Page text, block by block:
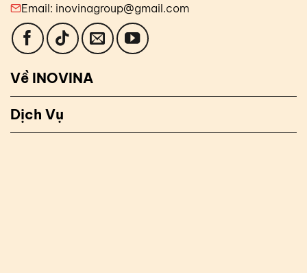
Email: inovinagroup@gmail.com
Về INOVINA
Dịch Vụ